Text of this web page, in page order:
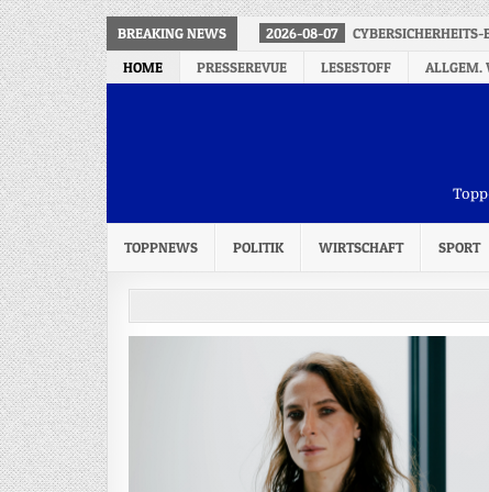
BREAKING NEWS 2026-08-07
HOME
PRESSEREVUE LESESTOFF ALLGEM.
TOPPNEWS POLITIK WIRTSCHAFT SPORT